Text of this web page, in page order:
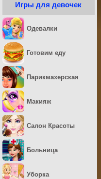
Игры для девочек
Одевалки
Готовим еду
Парикмахерская
Макияж
Салон Красоты
Больница
Уборка